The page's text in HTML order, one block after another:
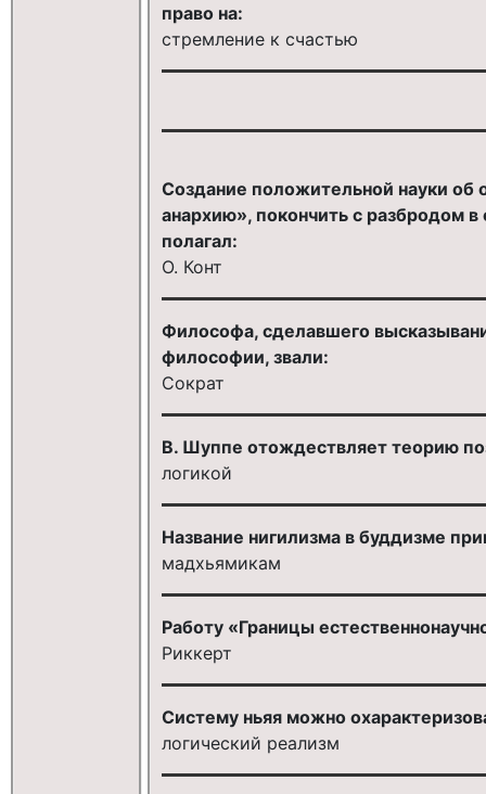
право на:
стремление к счастью
Создание положительной науки
анархию», покончить с разбродом
полагал:
О. Конт
Философа, сделавшего
философии, звали:
Сократ
В. Шуппе отождествляет теорию
логикой
Название нигилизма в буддизме
мадхьямикам
Работу «Границы
Риккерт
Систему ньяя можно
логический реализм